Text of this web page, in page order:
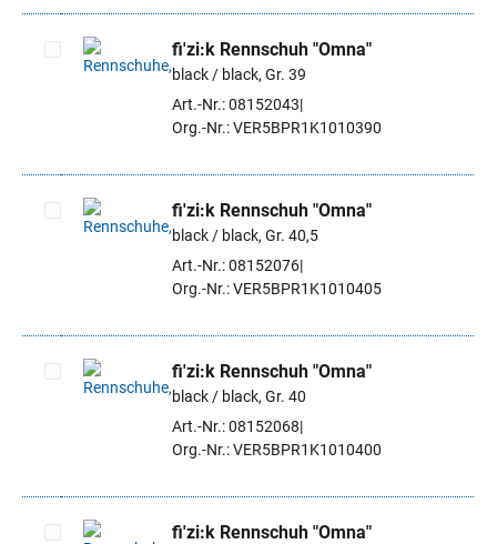
Artikel auswählen
fi'zi:k Rennschuh "Omna"
black / black, Gr. 39
Art.-Nr.: 08152043
Org.-Nr.: VER5BPR1K1010390
Artikel auswählen
fi'zi:k Rennschuh "Omna"
black / black, Gr. 40,5
Art.-Nr.: 08152076
Org.-Nr.: VER5BPR1K1010405
Artikel auswählen
fi'zi:k Rennschuh "Omna"
black / black, Gr. 40
Art.-Nr.: 08152068
Org.-Nr.: VER5BPR1K1010400
fi'zi:k Rennschuh "Omna"